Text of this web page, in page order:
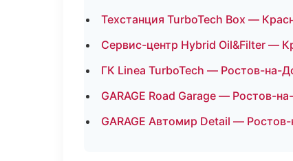
Техстанция TurboTech Box —
Сервис-центр Hybrid Oil&Filter —
ГК Linea TurboTech — Ростов-на-
GARAGE Road Garage — Ростов-
GARAGE Автомир Detail —